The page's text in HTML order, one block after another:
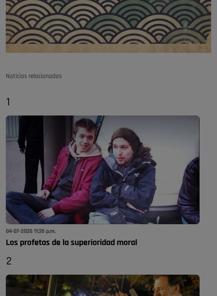
Noticias relacionadas
1
04-07-2026 11:35 p.m.
Los profetas de la superioridad moral
2